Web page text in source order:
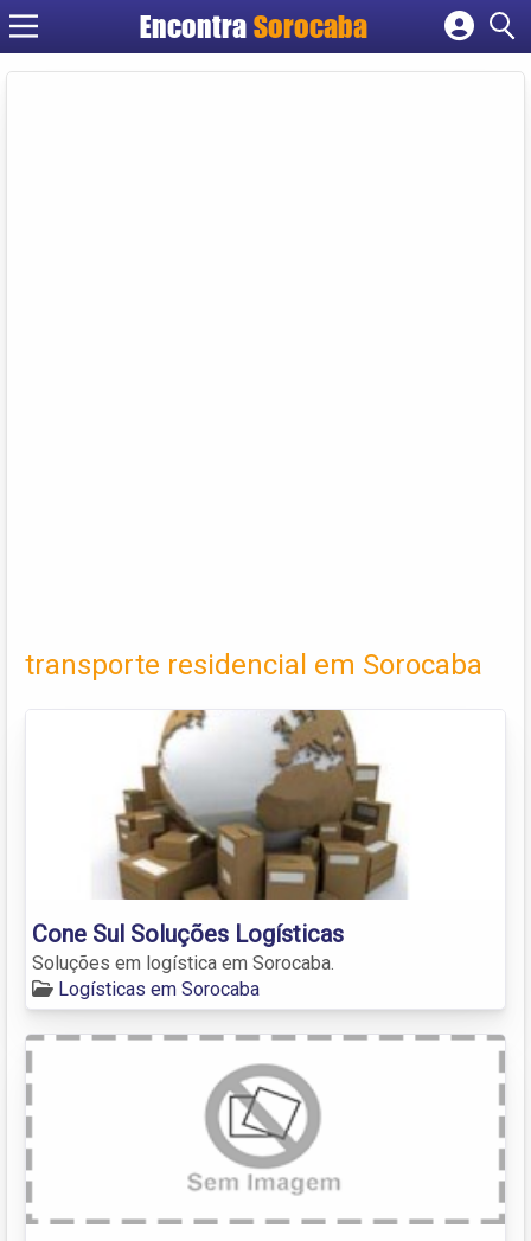
EncontraSorocaba
Cadastrar empresa
transporte residencial em Sorocaba
Cone Sul Soluções Logísticas
Soluções em logística em Sorocaba.
Logísticas em Sorocaba